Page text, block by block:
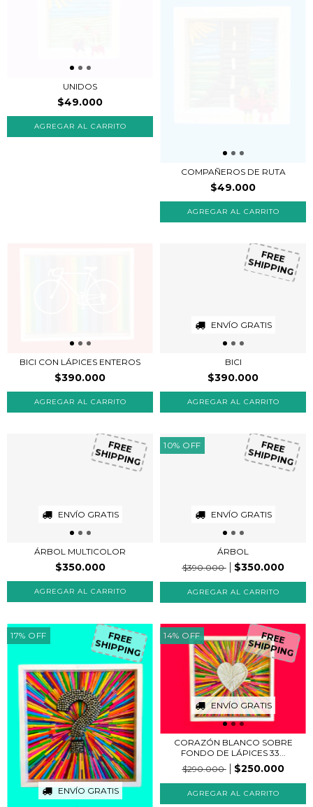
UNIDOS
$49.000
COMPAÑEROS DE RUTA
$49.000
BICI CON LÁPICES ENTEROS
$390.000
ENVÍO GRATIS
FREE
SHIPPING
BICI
$390.000
ENVÍO GRATIS
FREE
SHIPPING
ÁRBOL MULTICOLOR
$350.000
10% OFF
ENVÍO GRATIS
FREE
SHIPPING
ÁRBOL
$390.000
$350.000
17% OFF
ENVÍO GRATIS
FREE
SHIPPING
14% OFF
ENVÍO GRATIS
FREE
SHIPPING
CORAZÓN BLANCO SOBRE
FONDO DE LÁPICES 33...
$290.000
$250.000